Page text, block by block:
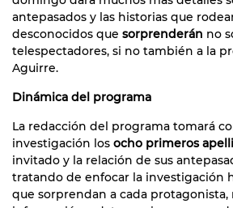
antepasados y las historias que
desconocidos que sorprenderán no
telespectadores, si no también a la
Aguirre.
Dinámica del programa
La redacción del programa tomará
investigación los ocho primeros
invitado y la relación de sus
tratando de enfocar la investigación
que sorprendan a cada protagonista,